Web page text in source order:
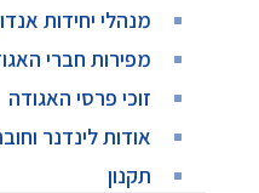
מנהלי יחידות
מפירות חברי
זוכי פרסי האגודה
אודות לינדנר
תקנון